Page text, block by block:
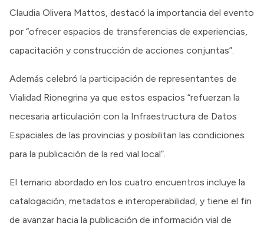
Claudia Olivera Mattos, destacó la importancia del evento
por “ofrecer espacios de transferencias de experiencias,
capacitación y construcción de acciones conjuntas”.
Además celebró la participación de representantes de
Vialidad Rionegrina ya que estos espacios “refuerzan la
necesaria articulación con la Infraestructura de Datos
Espaciales de las provincias y posibilitan las condiciones
para la publicación de la red vial local”.
El temario abordado en los cuatro encuentros incluye la
catalogación, metadatos e interoperabilidad, y tiene el fin
de avanzar hacia la publicación de información vial de